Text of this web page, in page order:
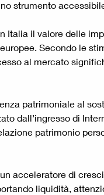
strumento
il valore delle
Secondo le
al mercato
patrimoniale al
dall’ingresso di
patrimonio
acceleratore di
liquidità,